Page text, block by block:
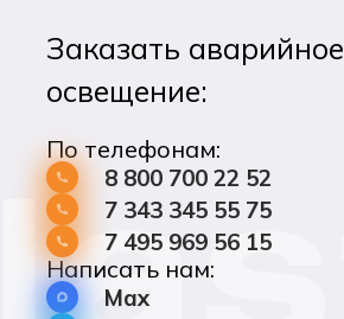
Заказать аварийное
освещение:
По телефонам:
8 800 700 22 52
7 343 345 55 75
7 495 969 56 15
Написать нам:
Max